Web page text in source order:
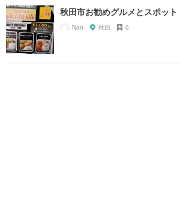
秋田市お勧めグルメとスポット
Nao 秋田 0